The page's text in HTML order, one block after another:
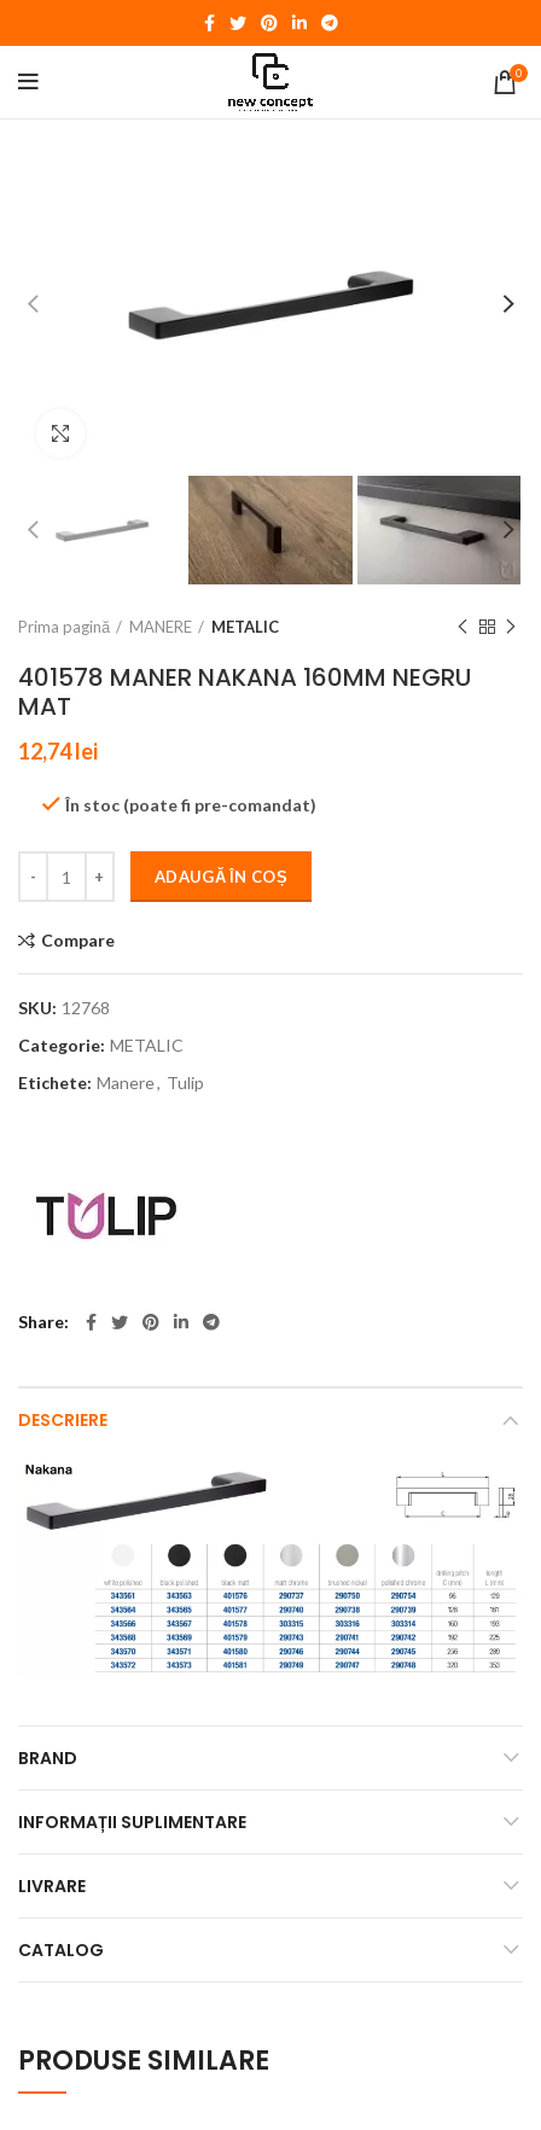
0
Prima pagină MANERE METALIC
401578 MANER NAKANA 160MM NEGRU
MAT
12,74lei
În stoc (poate fi pre-comandat)
ADAUGĂ ÎN COȘ
Compare
SKU: 12768
Categorie: METALIC
Etichete: Manere, Tulip
Share
DESCRIERE
BRAND
INFORMAȚII SUPLIMENTARE
LIVRARE
CATALOG
PRODUSE SIMILARE